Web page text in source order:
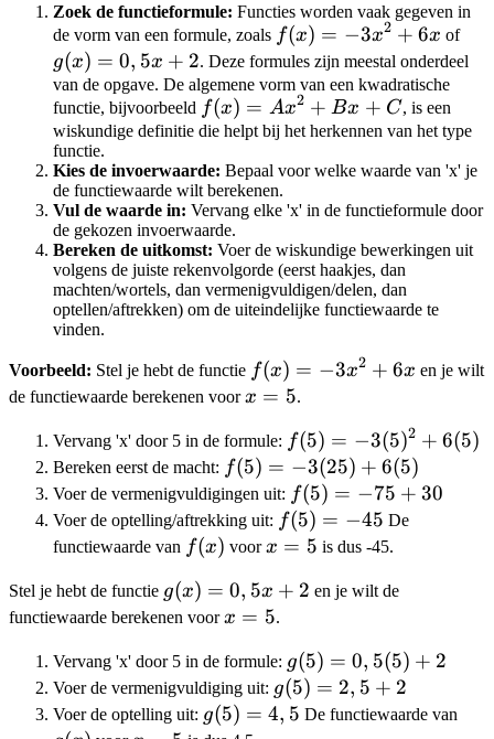
Zoek de functieformule: Functies worden vaak gegeven in
de vorm van een formule, zoals f(x)
=
-3x^2
+ 6x
f(x) = −3x2 + 6x of
=
g(x) = 0, 5x + 2. Deze formules zijn meestal onderdeel
van de opgave. De algemene vorm van een kwadratische
functie, bijvoorbeeld f(x)
=
+ Bx
+ C
f(x) = Ax2 + Bx + C, is een
wiskundige definitie die helpt bij het herkennen van het type
functie.
Kies de invoerwaarde: Bepaal voor welke waarde van 'x' je
de functiewaarde wilt berekenen.
Vul de waarde in: Vervang elke 'x' in de functieformule door
de gekozen invoerwaarde.
Bereken de uitkomst: Voer de wiskundige bewerkingen uit
volgens de juiste rekenvolgorde (eerst haakjes, dan
machten/wortels, dan vermenigvuldigen/delen, dan
optellen/aftrekken) om de uiteindelijke functiewaarde te
vinden.
Voorbeeld: Stel je hebt de functie f(x)
=
+ 6x
f(x) = −3x2 + 6x en je wilt
de functiewaarde berekenen voorx=5
x = 5.
Vervang 'x' door 5 in de formule: f(5) =
-3(5)^2
+ 6(5)
f(5) = −3(5)2 + 6(5)
Bereken eerst de macht: f(5) =
-3(25)
+
6(5)
f(5) = −3(25) + 6(5)
Voer de vermenigvuldigingen uit: f(5)
=
-75
30
f(5) = −75 + 30
Voer de optelling/aftrekking uit: f(5)
=
f(5) = −45 De
functiewaarde van f(x)
f(x) voorx=5
x = 5 is dus -45.
Stel je hebt de functie g(x)
=
+ 2
g(x) = 0, 5x + 2 en je wilt de
functiewaarde berekenen voorx=5
x = 5.
Vervang 'x' door 5 in de formule: g(5)
=
0,5(5)
g(5) = 0, 5(5) + 2
Voer de vermenigvuldiging uit: g(5)
=
g(5) = 2, 5 + 2
Voer de optelling uit: g(5)
g(5) = 4, 5 De functiewaarde vang(x)